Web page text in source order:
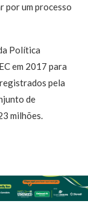
por um processo
Política
em 2017 para
pela
de
milhões.